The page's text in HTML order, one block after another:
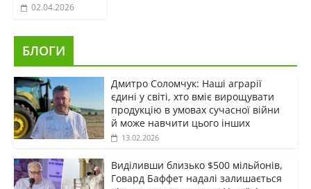
02.04.2026
БЛОГИ
Дмитро Соломчук: Наші аграрії
єдині у світі, хто вміє вирощувати
продукцію в умовах сучасної війни
й може навчити цього інших
13.02.2026
Виділивши близько $500 мільйонів,
Говард Баффет надалі залишається